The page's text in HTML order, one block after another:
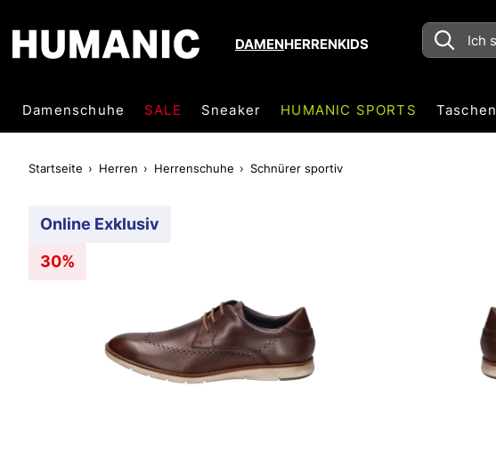
DAMENHERRENKIDS
Damenschuhe SALE Sneaker HUMANIC SPORTS Taschen
Startseite Herren Herrenschuhe Schnürer sportiv
Online Exklusiv
30%